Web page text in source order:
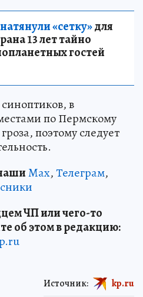
«сетку»для
13 лет тайно
гостей
в
по Пермскому
поэтому следует
Max,Телеграм,
ЧП или чего-то
об этом в редакцию:
Источник: kp.ru